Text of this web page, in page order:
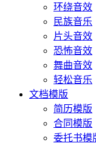
环绕音效
民族音乐
片头音效
恐怖音效
舞曲音效
轻松音乐
文档模版
简历模版
合同模版
委托书模